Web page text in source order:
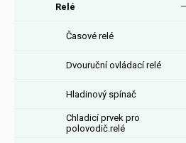
Relé
Časové relé
Dvouruční ovládací relé
Hladinový spínač
Chladicí prvek pro
polovodič.relé